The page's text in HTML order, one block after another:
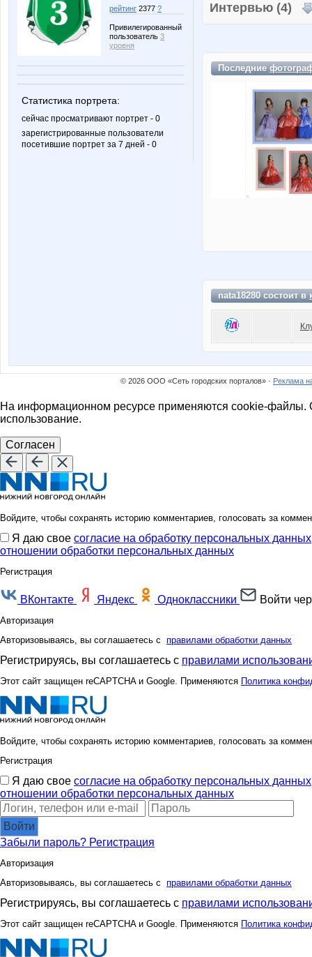
рейтинг 2377 ?
Привилегированный
пользователь 3
уровня
Статистика портрета:
сейчас просматривают портрет - 0
зарегистрированные пользователи
посетившие портрет за 7 дней - 0
Интервью (4)
Последние
nata18280 состоит в
© 2026 ООО «Сеть городских порталов» · Реклама
На информационном ресурсе применяются cookie-файлы.
использование.
Согласен
Войдите, чтобы сохранять историю комментариев, голосовать за
Я даю свое согласие на обработку персональных данных
отношении обработки персональных данных
Регистрация
ВКонтакте Яндекс Одноклассники Войти
Авторизация
Авторизовываясь, вы соглашаетесь с правилами обработки данных
Регистрируясь, вы соглашаетесь с правилами
Этот сайт защищен reCAPTCHA и Google. Применяются Политика
Войдите, чтобы сохранять историю комментариев, голосовать за
Регистрация
Я даю свое согласие на обработку персональных данных
отношении обработки персональных данных
Войти
Забыли пароль? Регистрация
Авторизация
Авторизовываясь, вы соглашаетесь с правилами обработки данных
Регистрируясь, вы соглашаетесь с правилами
Этот сайт защищен reCAPTCHA и Google. Применяются Политика